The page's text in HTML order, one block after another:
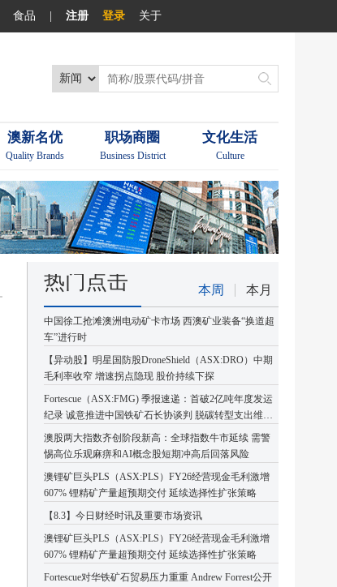
食品 注册 登录 关于
澳新名优
Quality Brands
职场商圈
Business District
文化生活
Culture
热门点击 本周 本月
中国徐工抢滩澳洲电动矿卡市场 西澳矿业装备“换道超
车”进行时
【异动股】明星国防股DroneShield（ASX:DRO）中期
毛利率收窄 增速拐点隐现 股价持续下探
Fortescue（ASX:FMG) 季报速递：首破2亿吨年度发运
纪录 诚意推进中国铁矿石长协谈判 脱碳转型支出维持
高位
澳股两大指数齐创阶段新高：全球指数牛市延续 需警
惕高位乐观麻痹和AI概念股短期冲高后回落风险
澳锂矿巨头PLS（ASX:PLS）FY26经营现金毛利激增
607% 锂精矿产量超预期交付 延续选择性扩张策略
【8.3】今日财经时讯及重要市场资讯
澳锂矿巨头PLS（ASX:PLS）FY26经营现金毛利激增
607% 锂精矿产量超预期交付 延续选择性扩张策略
Fortescue对华铁矿石贸易压力重重 Andrew Forrest公开